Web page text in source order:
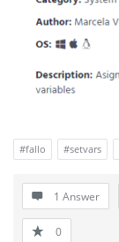
#fallo #setvars
1 Answer
0